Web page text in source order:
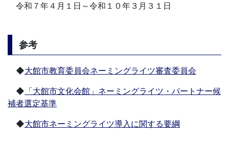
令和７年４月１日～令和１０年３月３１日
参考
◆大館市教育委員会ネーミングライツ審査委員会
◆ 「大館市文化会館」ネーミングライツ・パートナー候
補者選定基準
◆大館市ネーミングライツ導入に関する要綱